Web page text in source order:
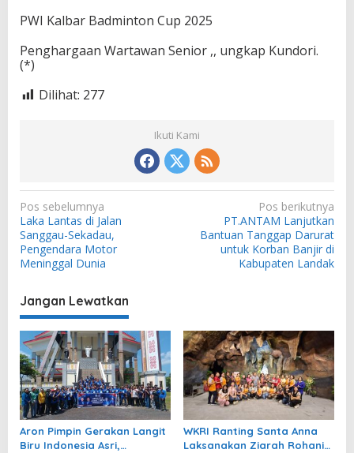
PWI Kalbar Badminton Cup 2025
Penghargaan Wartawan Senior ,, ungkap Kundori.
(*)
Dilihat: 277
Ikuti Kami
N
a
v
i
g
a
s
i
p
o
s
Pos sebelumnya
Laka Lantas di Jalan
Sanggau-Sekadau,
Pengendara Motor
Meninggal Dunia
Pos berikutnya
PT.ANTAM Lanjutkan
Bantuan Tanggap Darurat
untuk Korban Banjir di
Kabupaten Landak
Jangan Lewatkan
Aron Pimpin Gerakan Langit
Biru Indonesia Asri,
WKRI Ranting Santa Anna
Laksanakan Ziarah Rohani